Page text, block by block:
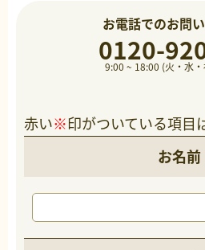
お電話でのお問
0120-
9:00 ~ 18:00 (火・水
赤い※印がついている項目
お名前